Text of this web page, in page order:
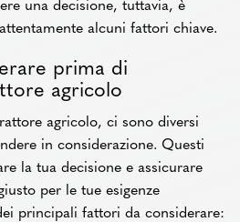
una decisione, tuttavia, è
alcuni fattori chiave.
prima di
agricolo
agricolo, ci sono diversi
in considerazione. Questi
la tua decisione e assicurare
per le tue esigenze
principali fattori da considerare: